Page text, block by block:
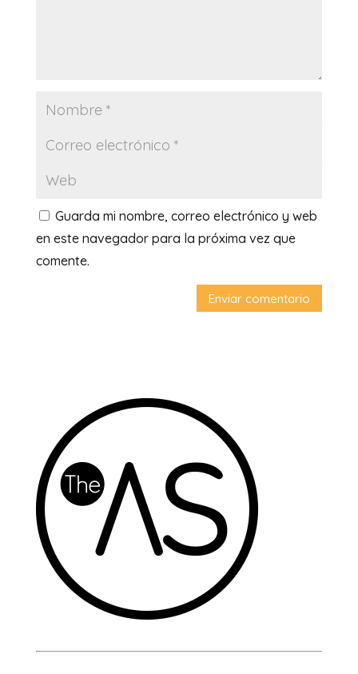
Guarda mi nombre, correo electrónico y web
en este navegador para la próxima vez que
comente.